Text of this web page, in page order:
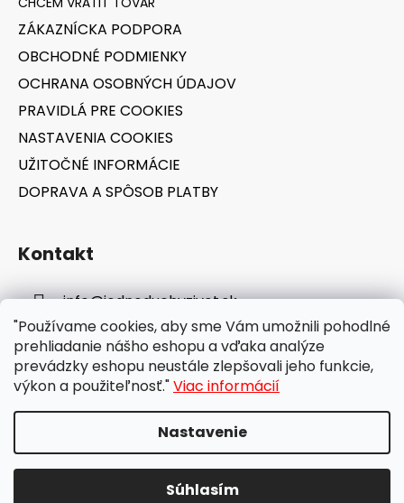
"Používame cookies, aby sme Vám umožnili pohodlné
prehliadanie nášho eshopu a vďaka analýze
prevádzky eshopu neustále zlepšovali jeho funkcie,
výkon a použiteľnosť."Viac informácií
Nastavenie
Súhlasím
ZÁKAZNÍCKA PODPORA
OBCHODNÉ PODMIENKY
OCHRANA OSOBNÝCH ÚDAJOV
PRAVIDLÁ PRE COOKIES
NASTAVENIA COOKIES
UŽITOČNÉ INFORMÁCIE
DOPRAVA A SPÔSOB PLATBY
Kontakt
info@jednoduchyzivot.sk
E-shop: 0948 647 767
Vytvoril Shoptet
jednoduchyzivot.sk